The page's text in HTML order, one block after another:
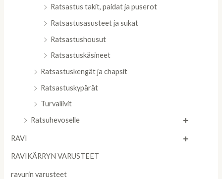
Ratsastus takit, paidat ja puserot
Ratsastusasusteet ja sukat
Ratsastushousut
Ratsastuskäsineet
Ratsastuskengät ja chapsit
Ratsastuskypärät
Turvaliivit
Ratsuhevoselle
RAVI
RAVIKÄRRYN VARUSTEET
ravurin varusteet